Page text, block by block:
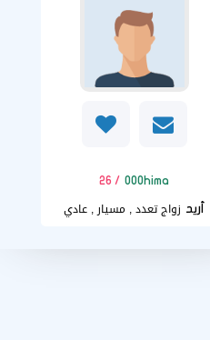
000hima
/ 26
أريد زواج تعدد , مسيار , عادي